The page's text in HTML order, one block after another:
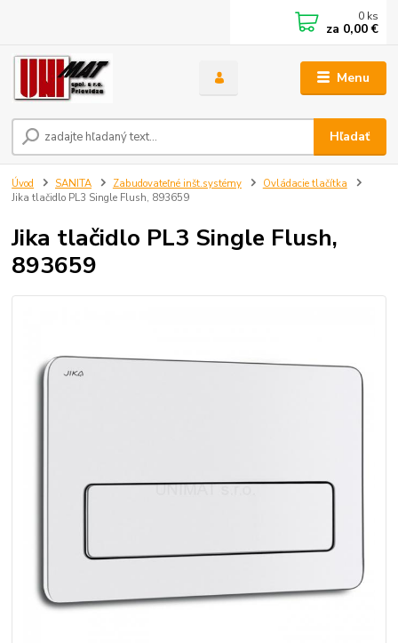
Menu
Hľadať
0 ks
za 0,00 €
Úvod SANITA Zabudovateľné inšt.systémy
Ovládacie tlačítka
Jika tlačidlo PL3 Single Flush, 893659
Jika tlačidlo PL3 Single Flush,
893659